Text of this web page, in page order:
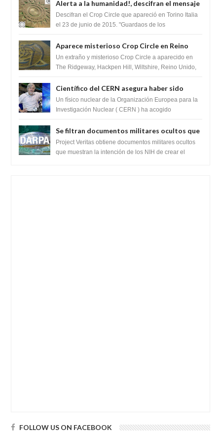
Alerta a la humanidad!, descifran el mensaje
del Crop Circle de Torino ,Italia
Descifran el Crop Circle que apareció en Torino Italia
el 23 de junio de 2015. "Guardaos de los
Aparece misterioso Crop Circle en Reino
Unido 23 de junio 2016
Un extraño y misterioso Crop Circle a aparecido en
The Ridgeway, Hackpen Hill, Wiltshire, Reino Unido,
Científico del CERN asegura haber sido
ayudado por seres de luz durante una
prueba del Colisionador de Hadrones
Un físico nuclear de la Organización Europea para la
Investigación Nuclear ( CERN ) ha acogido
Se filtran documentos militares ocultos que
muestran la intención de los NIH de crear el
SARS-CoV-2, utilizando la investigación de
Project Veritas obtiene documentos militares ocultos
que muestran la intención de los NIH de crear el
FOLLOW US ON FACEBOOK